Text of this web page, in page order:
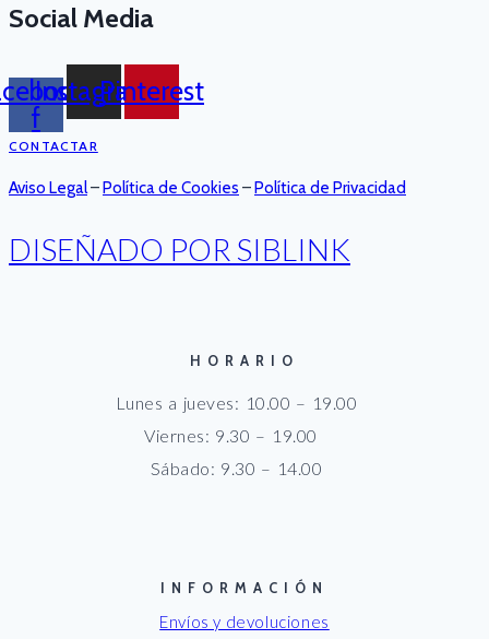
Social Media
f
InstagramPinterest
CONTACTAR
Aviso Legal–Política de Cookies –Política de Privacidad
DISEÑADO POR SIBLINK
HORARIO
Lunes a jueves: 10.00 – 19.00
Viernes: 9.30 – 19.00
Sábado: 9.30 – 14.00
INFORMACIÓN
Envíos y devoluciones